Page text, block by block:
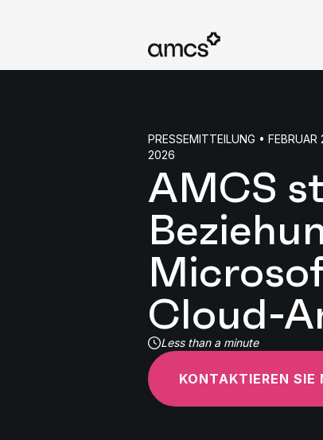
PRESSEMITTEILUNG •
2026
AMCS
Cloud-
Less than a minute
KONTAKTIEREN SIE